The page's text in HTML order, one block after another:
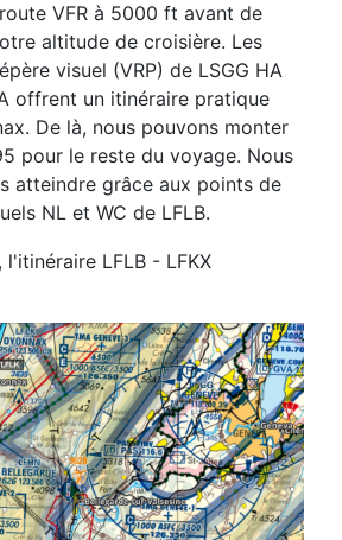
VFR à 5000 ft avant de
altitude de croisière. Les
visuel (VRP) de LSGG HA
offrent un itinéraire pratique
De là, nous pouvons monter
pour le reste du voyage. Nous
atteindre grâce aux points de
NL et WC de LFLB.
l'itinéraire LFLB - LFKX